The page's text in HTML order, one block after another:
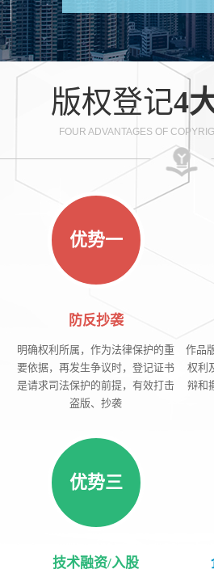
版权登记4
FOUR ADVANTAGES OF
优势一
防反抄袭
明确权利所属，作为法律保护的重
要依据，再发生争议时，登记证书
是请求司法保护的前提，有效打击
盗版、抄袭
作品
权利
辩和
优势三
技术融资/入股